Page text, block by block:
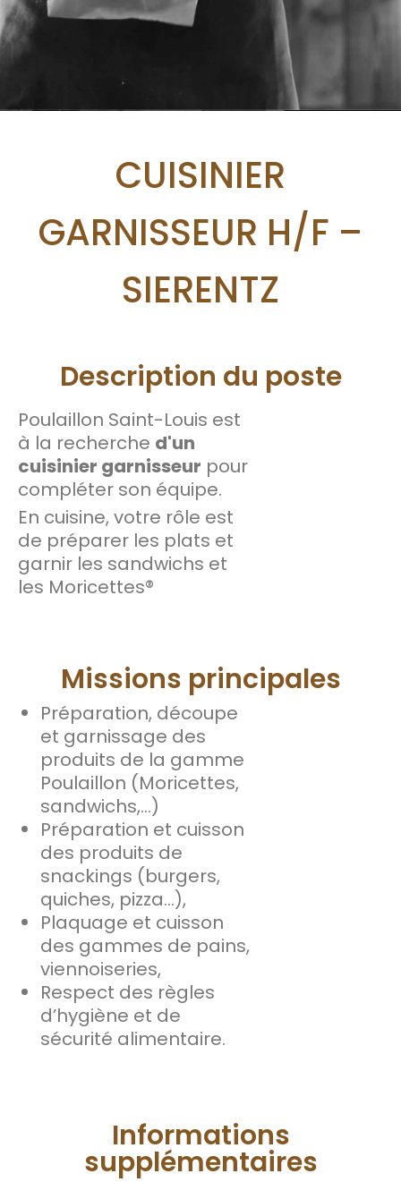
CUISINIER
GARNISSEUR H/F –
SIERENTZ
Description du poste
Poulaillon Saint-Louis est
à la recherche d'un
cuisinier garnisseur pour
compléter son équipe.
En cuisine, votre rôle est
de préparer les plats et
garnir les sandwichs et
les Moricettes®
Missions principales
Préparation, découpe
et garnissage des
produits de la gamme
Poulaillon (Moricettes,
sandwichs,…)
Préparation et cuisson
des produits de
snackings (burgers,
quiches, pizza…),
Plaquage et cuisson
des gammes de pains,
viennoiseries,
Respect des règles
d’hygiène et de
sécurité alimentaire.
Informations
supplémentaires